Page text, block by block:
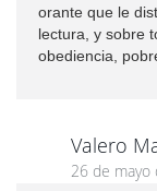
orante que le
lectura, y sobre
obediencia,
Valero
26 de mayo